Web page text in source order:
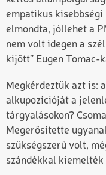
empatikus kisebbségi
elmondta, jóllehet a
nem volt idegen a
kijött” Eugen
Megkérdeztük azt is:
alkupozícióját a
tárgyalásokon?
Megerősítette
szükségszerű volt,
szándékkal kiemelték